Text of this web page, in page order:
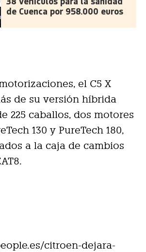
de Cuenca por 958.000 euros
el C5 X
de su versión híbrida
225 caballos, dos motores
130 y PureTech 180,
a la caja de cambios
citroen-dejara-